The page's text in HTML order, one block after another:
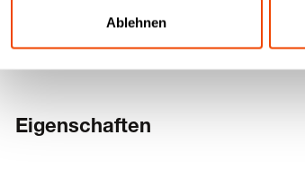
Ablehnen
Eigenschaften